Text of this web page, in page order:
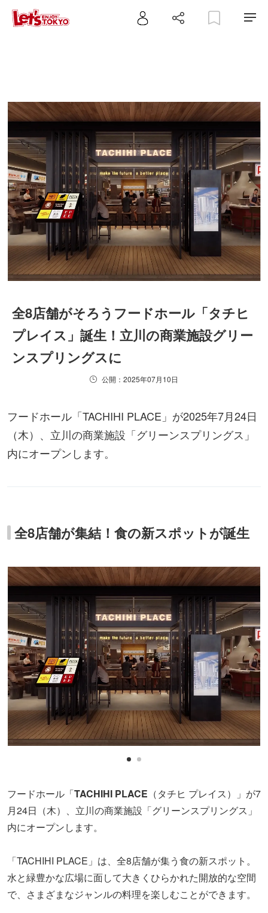
全8店舗がそろうフードホール「タチヒ
プレイス」誕生！立川の商業施設グリー
ンスプリングスに
公開：2025年07月10日
フードホール「TACHIHI PLACE」が2025年7月24日
（木）、立川の商業施設「グリーンスプリングス」
内にオープンします。
全8店舗が集結！食の新スポットが誕生
フードホール「TACHIHI PLACE （タチヒ プレイス）」が7
月24日（木）、立川の商業施設「グリーンスプリングス」
内にオープンします。
「TACHIHI PLACE」は、全8店舗が集う食の新スポット。
水と緑豊かな広場に面して大きくひらかれた開放的な空間
で、さまざまなジャンルの料理を楽しむことができます。